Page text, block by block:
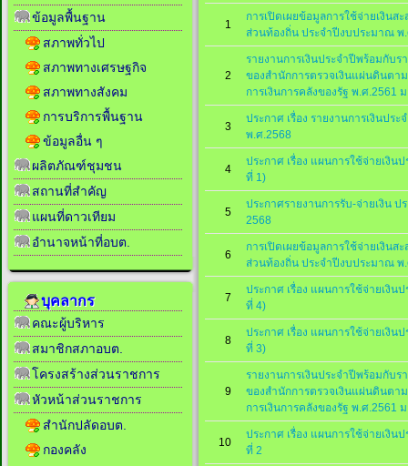
1
การเปิดเผยข้อมูลการใช้จ่ายเงินส
ส่วนท้องถิ่น ประจำปีงบประมาณ พ
2
รายงานการเงินประจำปีพร้อมกับร
ของสำนักการตรวจเงินแผ่นดินต
การเงินการคลังของรัฐ พ.ศ.2561
3
ประกาศ เรื่อง รายงานการเงินปร
พ.ศ.2568
4
ประกาศ เรื่อง แผนการใช้จ่ายเงิน
ที่ 1)
5
ประกาศรายงานการรับ-จ่ายเงิน
2568
6
การเปิดเผยข้อมูลการใช้จ่ายเงินส
ส่วนท้องถิ่น ประจำปีงบประมาณ พ
7
ประกาศ เรื่อง แผนการใช้จ่ายเงิน
ที่ 4)
8
ประกาศ เรื่อง แผนการใช้จ่ายเงิน
ที่ 3)
9
รายงานการเงินประจำปีพร้อมกับร
ของสำนักการตรวจเงินแผ่นดินต
การเงินการคลังของรัฐ พ.ศ.2561
10
ประกาศ เรื่อง แผนการใช้จ่ายเงิน
ที่ 2
ข้อมูลพื้นฐาน
สภาพทั่วไป
สภาพทางเศรษฐกิจ
สภาพทางสังคม
การบริการพื้นฐาน
ข้อมูลอื่น ๆ
ผลิตภัณฑ์ชุมชน
สถานที่สำคัญ
แผนที่ดาวเทียม
อำนาจหน้าที่อบต.
บุคลากร
คณะผู้บริหาร
สมาชิกสภาอบต.
โครงสร้างส่วนราชการ
หัวหน้าส่วนราชการ
สำนักปลัดอบต.
กองคลัง